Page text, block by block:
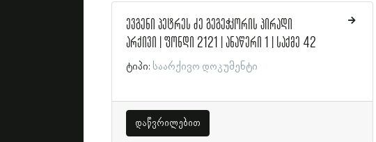
ევგენი პეტრეს ძე გეგეჭკორის პირადი
არქივი | ფონდი 2121 | ანაწერი 1 | საქმე 42
ტიპი: საარქივო დოკუმენტი
დაწვრილებით